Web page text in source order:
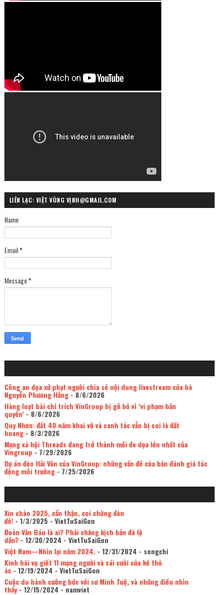
LIÊN LẠC: VIỆT VÙNG VỊNH@GMAIL.COM
Name
Email*
Message*
Công an dọa xử phạt người chia sẻ nội dung livestream của bà
Nguyễn Phương Hằng- 8/6/2026
Hàng loạt bài chỉ trích VinGroup bị gỡ bỏ vì ‘vi phạm bản
quyền’- 8/6/2026
Quy Nhơn: đất 40 năm khai vỡ và canh tác vẫn bị coi là đất
hoang- 8/3/2026
Mạng xã hội Threads đang trở thành mối đe dọa lớn nhất của
Vingroup - 7/29/2026
Dự án đèo Hải Vân của VinGroup: những vấn đề của bản đánh giá tác
động môi trường- 7/25/2026
Xin chào 2025, cẩn thận, coi chừng đèn
đỏ!- 1/3/2025- VietTuSaiGon
Đoàn Văn Báu là ai? Phải chăng kịch bản đã lộ
dần?- 12/30/2024 - VietTuSaiGon
Việt Nam—Nhìn lại năm 2024.- 12/31/2024 - songchi
Kinh hãi vụ giết 11 mạng người và cái cười của kẻ thủ
ác- 12/19/2024 - VietTuSaiGon
Cuộc du hành cưỡng bức với sư Minh Tuệ, và những điều nhìn
thấy- 12/15/2024 - namviet